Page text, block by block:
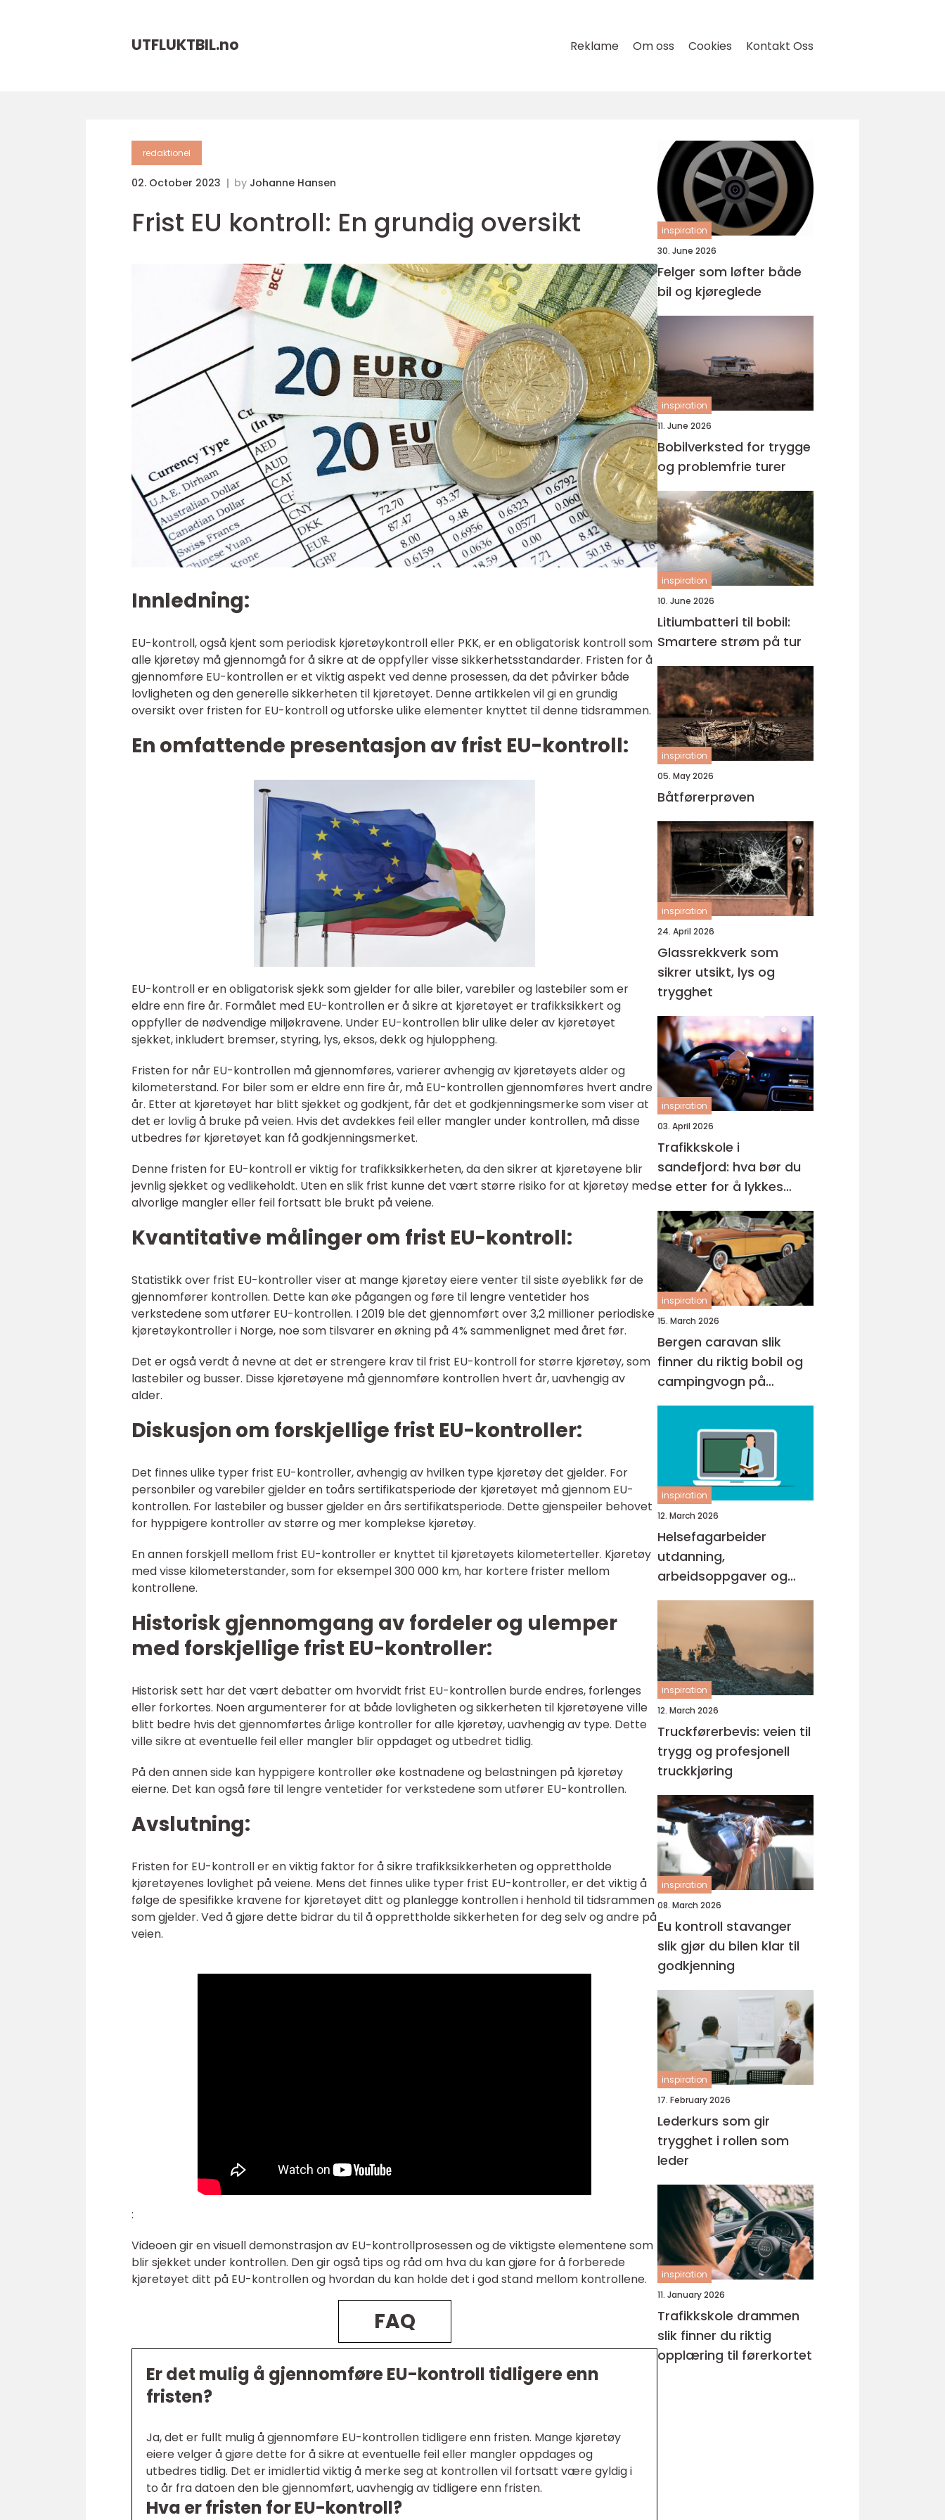
UTFLUKTBIL.no Reklame Om oss Cookies Kontakt Oss
redaktionel
02. October 2023 by Johanne Hansen
Frist EU kontroll: En grundig oversikt
Innledning:
EU-kontroll, også kjent som periodisk kjøretøykontroll eller PKK, er en obligatorisk kontroll som
alle kjøretøy må gjennomgå for å sikre at de oppfyller visse sikkerhetsstandarder. Fristen for å
gjennomføre EU-kontrollen er et viktig aspekt ved denne prosessen, da det påvirker både
lovligheten og den generelle sikkerheten til kjøretøyet. Denne artikkelen vil gi en grundig
oversikt over fristen for EU-kontroll og utforske ulike elementer knyttet til denne tidsrammen.
En omfattende presentasjon av frist EU-kontroll:
EU-kontroll er en obligatorisk sjekk som gjelder for alle biler, varebiler og lastebiler som er
eldre enn fire år. Formålet med EU-kontrollen er å sikre at kjøretøyet er trafikksikkert og
oppfyller de nødvendige miljøkravene. Under EU-kontrollen blir ulike deler av kjøretøyet
sjekket, inkludert bremser, styring, lys, eksos, dekk og hjuloppheng.
Fristen for når EU-kontrollen må gjennomføres, varierer avhengig av kjøretøyets alder og
kilometerstand. For biler som er eldre enn fire år, må EU-kontrollen gjennomføres hvert andre
år. Etter at kjøretøyet har blitt sjekket og godkjent, får det et godkjenningsmerke som viser at
det er lovlig å bruke på veien. Hvis det avdekkes feil eller mangler under kontrollen, må disse
utbedres før kjøretøyet kan få godkjenningsmerket.
Denne fristen for EU-kontroll er viktig for trafikksikkerheten, da den sikrer at kjøretøyene blir
jevnlig sjekket og vedlikeholdt. Uten en slik frist kunne det vært større risiko for at kjøretøy med
alvorlige mangler eller feil fortsatt ble brukt på veiene.
Kvantitative målinger om frist EU-kontroll:
Statistikk over frist EU-kontroller viser at mange kjøretøy eiere venter til siste øyeblikk før de
gjennomfører kontrollen. Dette kan øke pågangen og føre til lengre ventetider hos
verkstedene som utfører EU-kontrollen. I 2019 ble det gjennomført over 3,2 millioner periodiske
kjøretøykontroller i Norge, noe som tilsvarer en økning på 4% sammenlignet med året før.
Det er også verdt å nevne at det er strengere krav til frist EU-kontroll for større kjøretøy, som
lastebiler og busser. Disse kjøretøyene må gjennomføre kontrollen hvert år, uavhengig av
alder.
Diskusjon om forskjellige frist EU-kontroller:
Det finnes ulike typer frist EU-kontroller, avhengig av hvilken type kjøretøy det gjelder. For
personbiler og varebiler gjelder en toårs sertifikatsperiode der kjøretøyet må gjennom EU-
kontrollen. For lastebiler og busser gjelder en års sertifikatsperiode. Dette gjenspeiler behovet
for hyppigere kontroller av større og mer komplekse kjøretøy.
En annen forskjell mellom frist EU-kontroller er knyttet til kjøretøyets kilometerteller. Kjøretøy
med visse kilometerstander, som for eksempel 300 000 km, har kortere frister mellom
kontrollene.
Historisk gjennomgang av fordeler og ulemper
med forskjellige frist EU-kontroller:
Historisk sett har det vært debatter om hvorvidt frist EU-kontrollen burde endres, forlenges
eller forkortes. Noen argumenterer for at både lovligheten og sikkerheten til kjøretøyene ville
blitt bedre hvis det gjennomførtes årlige kontroller for alle kjøretøy, uavhengig av type. Dette
ville sikre at eventuelle feil eller mangler blir oppdaget og utbedret tidlig.
På den annen side kan hyppigere kontroller øke kostnadene og belastningen på kjøretøy
eierne. Det kan også føre til lengre ventetider for verkstedene som utfører EU-kontrollen.
Avslutning:
Fristen for EU-kontroll er en viktig faktor for å sikre trafikksikkerheten og opprettholde
kjøretøyenes lovlighet på veiene. Mens det finnes ulike typer frist EU-kontroller, er det viktig å
følge de spesifikke kravene for kjøretøyet ditt og planlegge kontrollen i henhold til tidsrammen
som gjelder. Ved å gjøre dette bidrar du til å opprettholde sikkerheten for deg selv og andre på
veien.
:
Videoen gir en visuell demonstrasjon av EU-kontrollprosessen og de viktigste elementene som
blir sjekket under kontrollen. Den gir også tips og råd om hva du kan gjøre for å forberede
kjøretøyet ditt på EU-kontrollen og hvordan du kan holde det i god stand mellom kontrollene.
FAQ
Er det mulig å gjennomføre EU-kontroll tidligere enn
fristen?
Ja, det er fullt mulig å gjennomføre EU-kontrollen tidligere enn fristen. Mange kjøretøy
eiere velger å gjøre dette for å sikre at eventuelle feil eller mangler oppdages og
utbedres tidlig. Det er imidlertid viktig å merke seg at kontrollen vil fortsatt være gyldig i
to år fra datoen den ble gjennomført, uavhengig av tidligere enn fristen.
Hva er fristen for EU-kontroll?
inspiration
30. June 2026
Felger som løfter både
bil og kjøreglede
inspiration
11. June 2026
Bobilverksted for trygge
og problemfrie turer
inspiration
10. June 2026
Litiumbatteri til bobil:
Smartere strøm på tur
inspiration
05. May 2026
Båtførerprøven
inspiration
24. April 2026
Glassrekkverk som
sikrer utsikt, lys og
trygghet
inspiration
03. April 2026
Trafikkskole i
sandefjord: hva bør du
se etter for å lykkes
med førerkortet?
inspiration
15. March 2026
Bergen caravan slik
finner du riktig bobil og
campingvogn på
vestlandet
inspiration
12. March 2026
Helsefagarbeider
utdanning,
arbeidsoppgaver og
muligheter
inspiration
12. March 2026
Truckførerbevis: veien til
trygg og profesjonell
truckkjøring
inspiration
08. March 2026
Eu kontroll stavanger
slik gjør du bilen klar til
godkjenning
inspiration
17. February 2026
Lederkurs som gir
trygghet i rollen som
leder
inspiration
11. January 2026
Trafikkskole drammen
slik finner du riktig
opplæring til førerkortet